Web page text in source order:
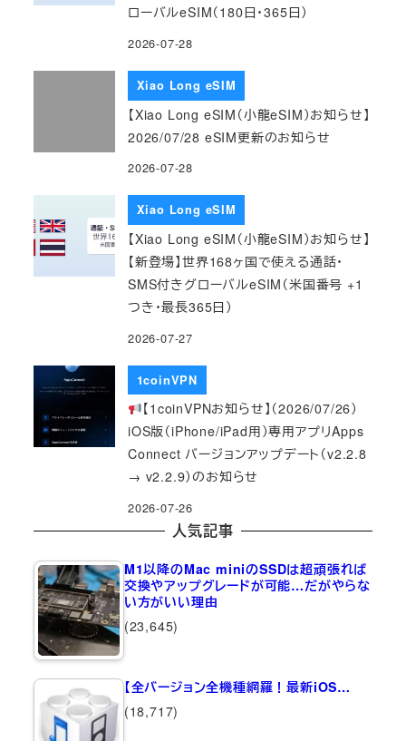
ローバルeSIM（180日・365日）
2026-07-28
Xiao Long eSIM
【Xiao Long eSIM（小龍eSIM）お知らせ】
2026/07/28 eSIM更新のお知らせ
2026-07-28
Xiao Long eSIM
【Xiao Long eSIM（小龍eSIM）お知らせ】
【新登場】世界168ヶ国で使える通話・
SMS付きグローバルeSIM（米国番号 +1
つき・最長365日）
2026-07-27
1coinVPN
【1coinVPNお知らせ】（2026/07/26）
iOS版（iPhone/iPad用）専用アプリApps
Connect バージョンアップデート（v2.2.8
→ v2.2.9）のお知らせ
2026-07-26
人気記事
M1以降のMac miniのSSDは超頑張れば
交換やアップグレードが可能…だがやらな
い方がいい理由
(23,645)
【全バージョン全機種網羅！最新iOS…
(18,717)